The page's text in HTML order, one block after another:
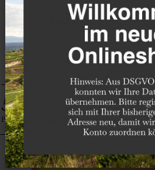
Käse & Wein -
59,00
Preis in Euro inkl. MwSt. zzgl. Versand